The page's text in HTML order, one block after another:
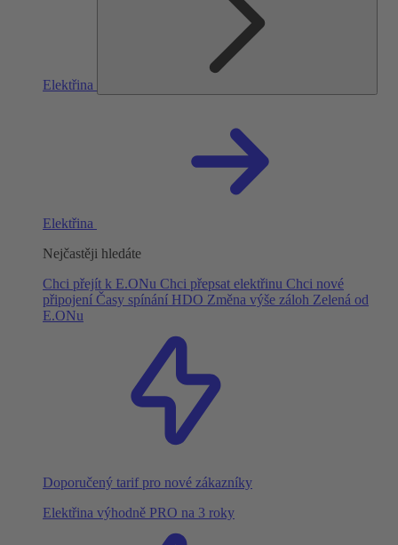
Elektřina
Elektřina
Nejčastěji hledáte
Chci přejít k E.ONu Chci přepsat elektřinu Chci nové
připojení Časy spínání HDO Změna výše záloh Zelená od
E.ONu
Doporučený tarif pro nové zákazníky
Elektřina výhodně PRO na 3 roky